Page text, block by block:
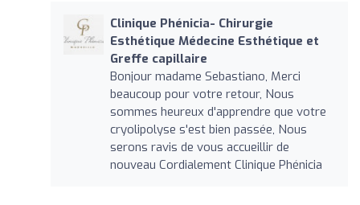
Clinique Phénicia- Chirurgie
Esthétique Médecine Esthétique et
Greffe capillaire
Bonjour madame Sebastiano, Merci
beaucoup pour votre retour, Nous
sommes heureux d'apprendre que votre
cryolipolyse s'est bien passée, Nous
serons ravis de vous accueillir de
nouveau Cordialement Clinique Phénicia